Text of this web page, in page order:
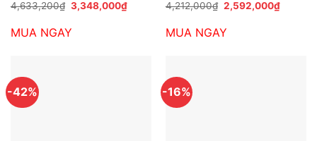
4,633,200₫ Giá
gốc
4,633,200₫.
3,348,000₫Giá
hiện
MUA NGAY
4,212,000₫ Giá
gốc
4,212,000₫.
2,592,000₫Giá
hiện
MUA NGAY
-42% -16%